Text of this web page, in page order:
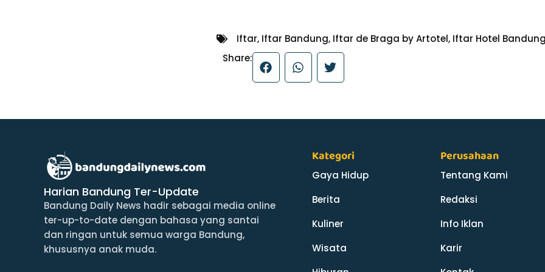
Iftar, Iftar Bandung, Iftar de Braga by Artotel, Iftar Hotel Bandung
Share:
Harian Bandung Ter-Update
Bandung Daily News hadir sebagai media online
ter-up-to-date dengan bahasa yang santai
dan ringan untuk semua warga Bandung,
khususnya anak muda.
Kategori
Gaya Hidup
Berita
Kuliner
Wisata
Perusahaan
Tentang Kami
Redaksi
Info Iklan
Karir